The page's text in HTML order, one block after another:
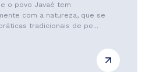
o povo Javaé tem
com a natureza, que se
tradicionais de pe...